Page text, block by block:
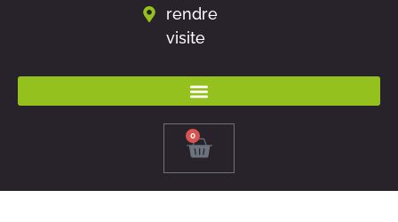
rendre
visite
0
Panier